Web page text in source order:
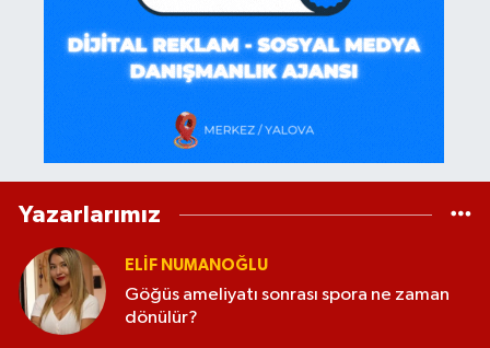
Yazarlarımız
ELİF NUMANOĞLU
Göğüs ameliyatı sonrası spora ne zaman
dönülür?